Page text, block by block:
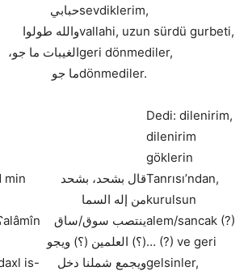
حبابي
والله طولوا
الغيبات ما جو،
ما جو
sevdiklerim,
vallahi, uzun sürdü gurbeti,
geri dönmediler,
dönmediler.
min
is-
قال بشحد، بشحد
من إله السما
ينتصب سوق/ساق
(؟) العلمين (؟) ويجو
ويجمع شملنا دخل
Dedi: dilenirim,
dilenirim
göklerin
Tanrısı’ndan,
kurulsun
alem/sancak (?)
… (?) ve geri
gelsinler,